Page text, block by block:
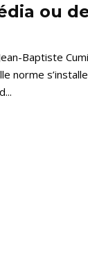
ou
Baptiste
norme